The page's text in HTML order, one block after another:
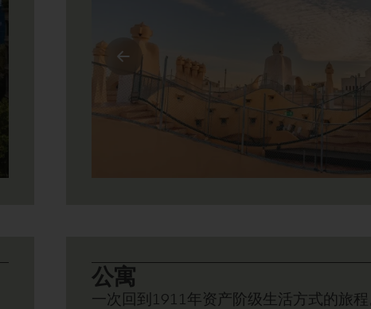
儿童（0-11岁）
公寓
一次回到1911年资产阶级生活方式的旅